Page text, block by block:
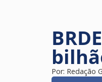
Por: Redação